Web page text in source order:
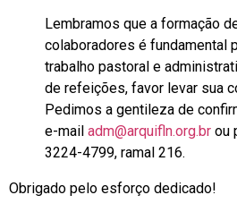
Lembramos que a formação
colaboradores é fundamental
trabalho pastoral e
de refeições, favor levar sua
Pedimos a gentileza de
e-mail adm@arquifln.org.br ou
3224-4799, ramal 216.
Obrigado pelo esforço dedicado!